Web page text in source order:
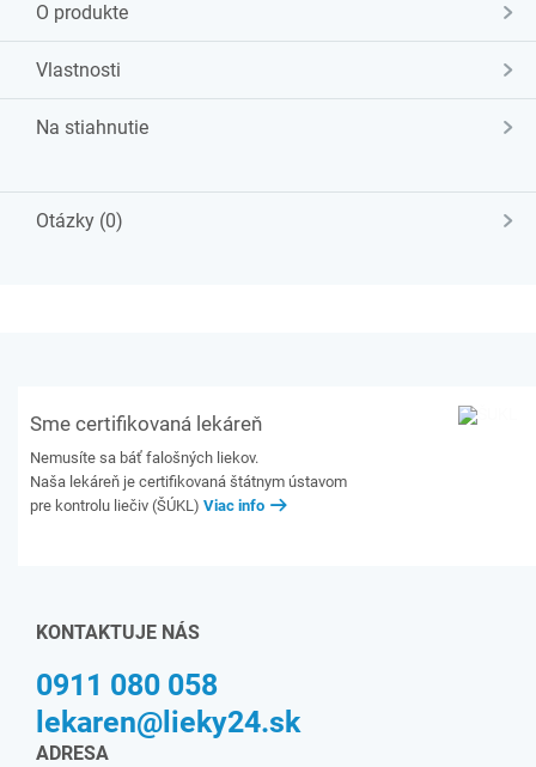
O produkte
Vlastnosti
Na stiahnutie
Otázky (0)
Sme certifikovaná lekáreň
Nemusíte sa báť falošných liekov.
Naša lekáreň je certifikovaná štátnym ústavom
pre kontrolu liečiv (ŠÚKL) Viac info
KONTAKTUJE NÁS
0911 080 058
lekaren@lieky24.sk
ADRESA